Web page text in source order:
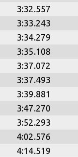
3:32.557
3:33.243
3:34.279
3:35.108
3:37.072
3:37.493
3:39.881
3:47.270
3:52.293
4:02.576
4:14.519